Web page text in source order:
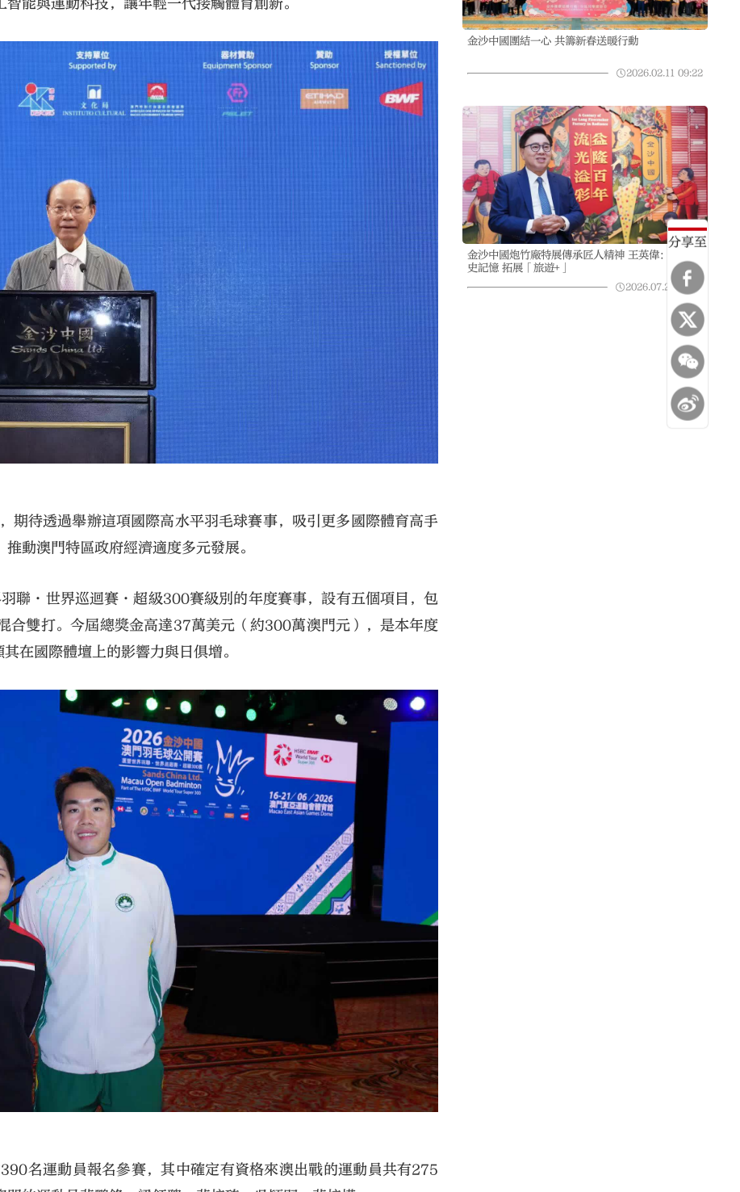
分享至
能與運動科技，讓年輕一代接觸體育創新。
期待透過舉辦這項國際高水平羽毛球賽事，吸引更多國際體育高手
動澳門特區政府經濟適度多元發展。
羽聯•世界巡迴賽•超級300賽級別的年度賽事，設有五個項目，包
合雙打。今屆總獎金高達37萬美元（約300萬澳門元），是本年度
在國際體壇上的影響力與日俱增。
名運動員報名參賽，其中確定有資格來澳出戰的運動員共有275
金沙中國團結一心 共籌新春送暖行動
2026.02.11 09:22
金沙中國炮竹廠特展傳承匠人精神 王英偉：重塑歷
史記憶 拓展「旅遊+」
2026.07.21 07:08